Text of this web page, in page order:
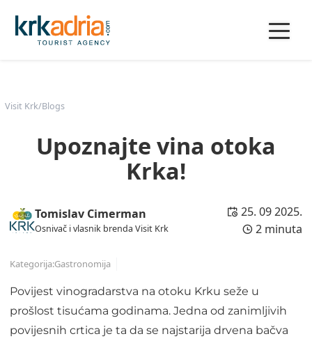
Visit Krk/Blogs
Upoznajte vina otoka
Krka!
Tomislav Cimerman
Osnivač i vlasnik brenda Visit Krk
25. 09 2025.
2 minuta
Kategorija:Gastronomija
Povijest vinogradarstva na otoku Krku seže u
prošlost tisućama godinama. Jedna od zanimljivih
povijesnih crtica je ta da se najstarija drvena bačva